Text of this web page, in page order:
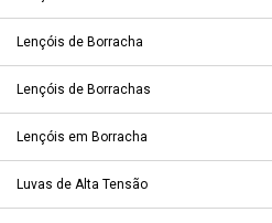
Lençóis de Borracha
Lençóis de Borrachas
Lençóis em Borracha
Luvas de Alta Tensão